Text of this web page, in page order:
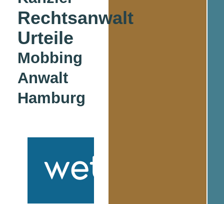
Rechtsanwalt
Urteile
Mobbing
Anwalt
Hamburg